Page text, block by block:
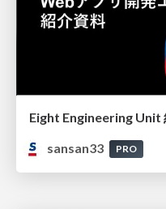
Eight Engineering Unit
sansan33
PRO